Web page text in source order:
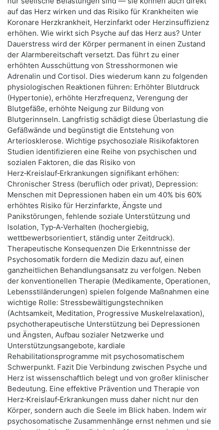
auf das Herz wirken und das Risiko für Krankheiten wie
Koronare Herzkrankheit, Herzinfarkt oder Herzinsuffizienz
erhöhen. Wie wirkt sich Psyche auf das Herz aus? Unter
Dauerstress wird der Körper permanent in einen Zustand
der Alarmbereitschaft versetzt. Das führt zu einer
erhöhten Ausschüttung von Stresshormonen wie
Adrenalin und Cortisol. Dies wiederum kann zu folgenden
physiologischen Reaktionen führen: Erhöhter Blutdruck
(Hypertonie), erhöhte Herzfrequenz, Verengung der
Blutgefäße, erhöhte Neigung zur Bildung von
Blutgerinnseln. Langfristig schädigt diese Überlastung die
Gefäßwände und begünstigt die Entstehung von
Arteriosklerose. Wichtige psychosoziale Risikofaktoren
Studien identifizieren eine Reihe von psychischen und
sozialen Faktoren, die das Risiko von
Herz‑Kreislauf‑Erkrankungen signifikant erhöhen:
Chronischer Stress (beruflich oder privat), Depression:
Menschen mit Depressionen haben ein um 40% bis 60%
erhöhtes Risiko für Herzinfarkte, Ängste und
Panikstörungen, fehlende soziale Unterstützung und
Isolation, Typ‑A‑Verhalten (hochergiebig,
wettbewerbsorientiert, ständig unter Zeitdruck).
Therapeutische Konsequenzen Die Erkenntnisse der
Psychosomatik fordern die Medizin dazu auf, einen
ganzheitlichen Behandlungsansatz zu verfolgen. Neben
der konventionellen Therapie (Medikamente, Operationen,
Lebensstiländerungen) spielen folgende Maßnahmen eine
wichtige Rolle: Stressbewältigungstechniken
(Achtsamkeit, Meditation, Progressive Muskelrelaxation),
psychotherapeutische Unterstützung bei Depressionen
und Ängsten, Aufbau sozialer Netzwerke und
Unterstützungsangebote, kardiale
Rehabilitationsprogramme mit psychosomatischem
Schwerpunkt. Fazit Die Verbindung zwischen Psyche und
Herz ist wissenschaftlich belegt und von großer klinischer
Bedeutung. Eine effektive Prävention und Therapie von
Herz‑Kreislauf‑Erkrankungen muss daher nicht nur den
Körper, sondern auch die Seele im Blick haben. Indem wir
psychosomatische Zusammenhänge ernst nehmen und sie